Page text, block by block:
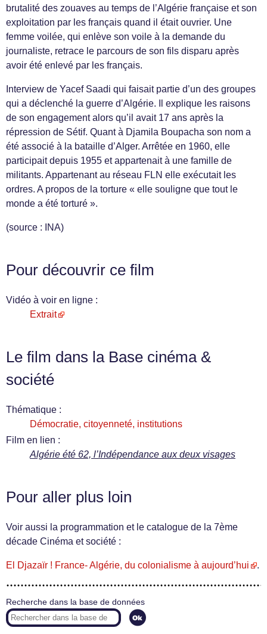
brutalité des zouaves au temps de l’Algérie française et son
exploitation par les français quand il était ouvrier. Une
femme voilée, qui enlève son voile à la demande du
journaliste, retrace le parcours de son fils disparu après
avoir été enlevé par les français.
Interview de Yacef Saadi qui faisait partie d’un des groupes
qui a déclenché la guerre d’Algérie. Il explique les raisons
de son engagement alors qu’il avait 17 ans après la
répression de Sétif. Quant à Djamila Boupacha son nom a
été associé à la bataille d’Alger. Arrêtée en 1960, elle
participait depuis 1955 et appartenait à une famille de
militants. Appartenant au réseau FLN elle exécutait les
ordres. A propos de la torture « elle souligne que tout le
monde a été torturé ».
(source : INA)
Pour découvrir ce film
Vidéo à voir en ligne :
Extrait
Le film dans la Base cinéma &
société
Thématique :
Démocratie, citoyenneté, institutions
Film en lien :
Algérie été 62, l’Indépendance aux deux visages
Pour aller plus loin
Voir aussi la programmation et le catalogue de la 7ème
décade Cinéma et société :
El Djazaïr ! France- Algérie, du colonialisme à aujourd’hui .
Recherche dans la base de données